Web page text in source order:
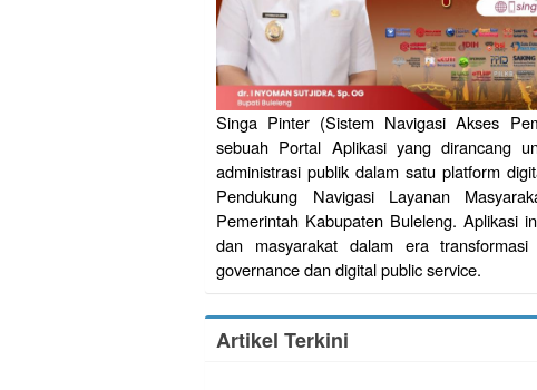
Singa Pinter (Sistem Navigasi Akses
sebuah Portal Aplikasi yang dirancang
administrasi publik dalam satu platform
Pendukung Navigasi Layanan
Pemerintah Kabupaten Buleleng. Aplikasi
dan masyarakat dalam era
governance dan digital public service.
Artikel Terkini